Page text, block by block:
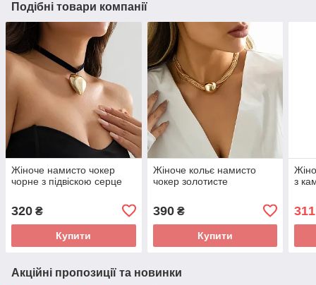
Подібні товари компанії
Жіноче намисто чокер
чорне з підвіскою серце
320 ₴
Купити
Жіноче кольє намисто
чокер золотисте
390₴
Купити
з
Акційні пропозиції та новинки